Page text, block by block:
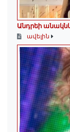
Անդրեի
ավելին